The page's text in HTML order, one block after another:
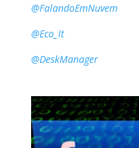
@FalandoEmNuvem
@Eco_It
@DeskManager